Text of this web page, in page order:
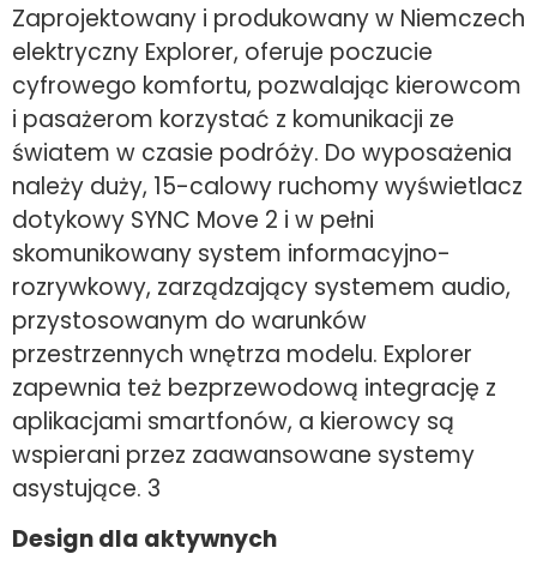
Zaprojektowany i produkowany w Niemczech
elektryczny Explorer, oferuje poczucie
cyfrowego komfortu, pozwalając kierowcom
i pasażerom korzystać z komunikacji ze
światem w czasie podróży. Do wyposażenia
należy duży, 15-calowy ruchomy wyświetlacz
dotykowy SYNC Move 2 i w pełni
skomunikowany system informacyjno-
rozrywkowy, zarządzający systemem audio,
przystosowanym do warunków
przestrzennych wnętrza modelu. Explorer
zapewnia też bezprzewodową integrację z
aplikacjami smartfonów, a kierowcy są
wspierani przez zaawansowane systemy
asystujące. 3
Design dla aktywnych